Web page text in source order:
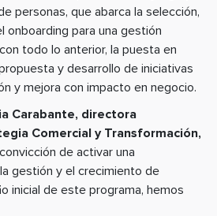
personas, que abarca la selección,
onboarding para una gestión
todo lo anterior, la puesta en
y desarrollo de iniciativas
y mejora con impacto en negocio.
Carabante, directora
Comercial y Transformación,
de activar una
gestión y el crecimiento de
inicial de este programa, hemos